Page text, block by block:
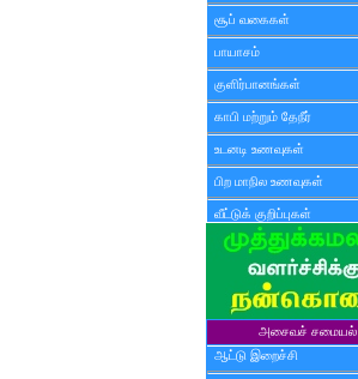
சூப் வகைகள்
பாயாசம்
குளிர்பானங்கள்
காபி மற்றும் தேநீர்
உடனடி உணவுகள்
பிற மாநில உணவுகள்
வீட்டுக் குறிப்புகள்
அசைவச் சமையல்
ஆட்டு இறைச்சி